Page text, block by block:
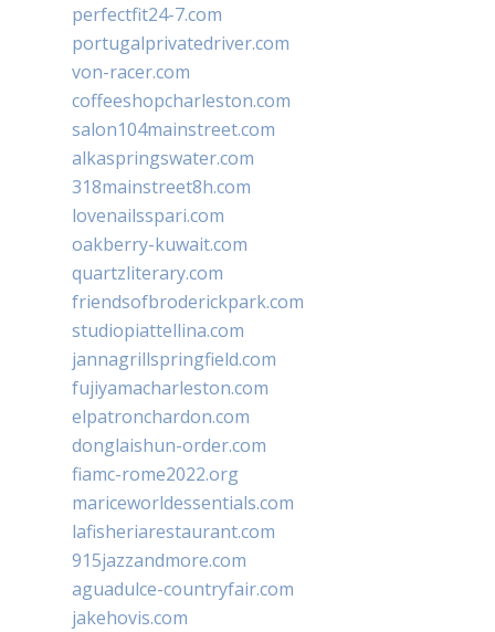
perfectfit24-7.com
portugalprivatedriver.com
von-racer.com
coffeeshopcharleston.com
salon104mainstreet.com
alkaspringswater.com
318mainstreet8h.com
lovenailsspari.com
oakberry-kuwait.com
quartzliterary.com
friendsofbroderickpark.com
studiopiattellina.com
jannagrillspringfield.com
fujiyamacharleston.com
elpatronchardon.com
donglaishun-order.com
fiamc-rome2022.org
mariceworldessentials.com
lafisheriarestaurant.com
915jazzandmore.com
aguadulce-countryfair.com
jakehovis.com